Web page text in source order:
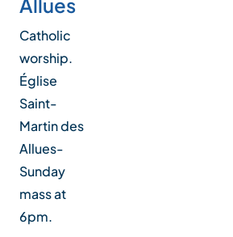
Catholic
worship.
Église
Saint-
Martin des
Allues-
Sunday
mass at
6pm.